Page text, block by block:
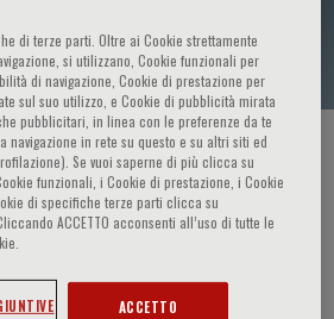
EVENTI / RELATORE
di terze parti. Oltre ai Cookie strettamente
si utilizzano, Cookie funzionali per
di navigazione, Cookie di prestazione per
sul suo utilizzo, e Cookie di pubblicità mirata
pubblicitari, in linea con le preferenze da te
navigazione in rete su questo e su altri siti ed
Se vuoi saperne di più clicca su
funzionali, i Cookie di prestazione, i Cookie
di specifiche terze parti clicca su
Cliccando ACCETTO acconsenti all’uso di tutte le
ACCETTO